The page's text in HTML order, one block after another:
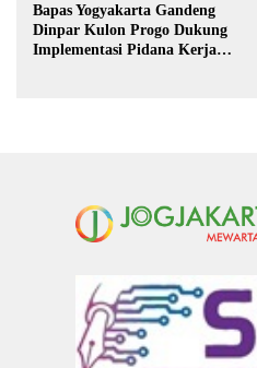
Bapas Yogyakarta Gandeng
Dinpar Kulon Progo Dukung
Implementasi Pidana Kerja